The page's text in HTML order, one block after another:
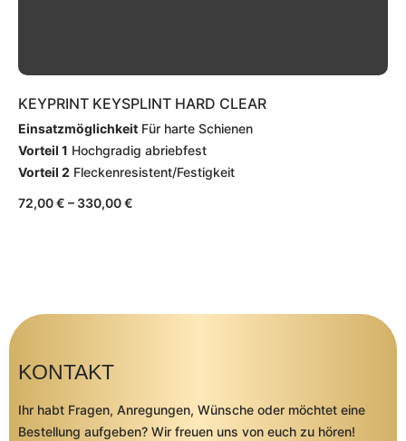
KEYPRINT KEYSPLINT HARD CLEAR
Einsatzmöglichkeit Für harte Schienen
Vorteil 1 Hochgradig abriebfest
Vorteil 2 Fleckenresistent/Festigkeit
72,00€ – 330,00€
KONTAKT
Ihr habt Fragen, Anregungen, Wünsche oder möchtet eine
Bestellung aufgeben? Wir freuen uns von euch zu hören!